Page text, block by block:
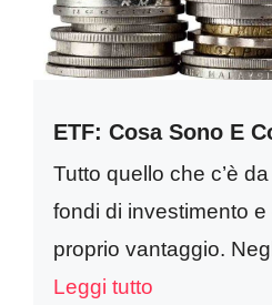
ETF: Cosa Sono E
Tutto quello che c’è
fondi di investimento
proprio vantaggio.
Leggi tutto